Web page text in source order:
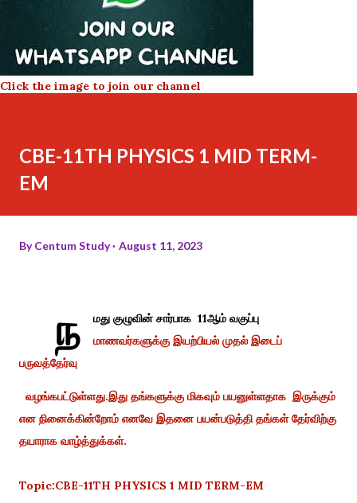
Click the image to join our channel
CBE-11TH PHYSICS 1 MID TERM-
EM
ByCentum Study August 11, 2023
ந
மது குழுவின் சார்பாக 11ஆம் வகுப்பு
மாணவர்களுக்கு இயற்பியல் முதல் இடைப்
பருவத்தேர்வு
வழங்கபட்டுள்ளது.இது தங்களுக்கு மிகவும் பயனுள்ளதாக இருக்கும்
என நினைக்கின்றோம் எனவே இதனை பயன்படுத்தி தங்கள் தேர்விற்கு
தயாராக வாழ்த்துக்கள்.
Topic:CBE-11TH PHYSICS 1 MID TERM-EM